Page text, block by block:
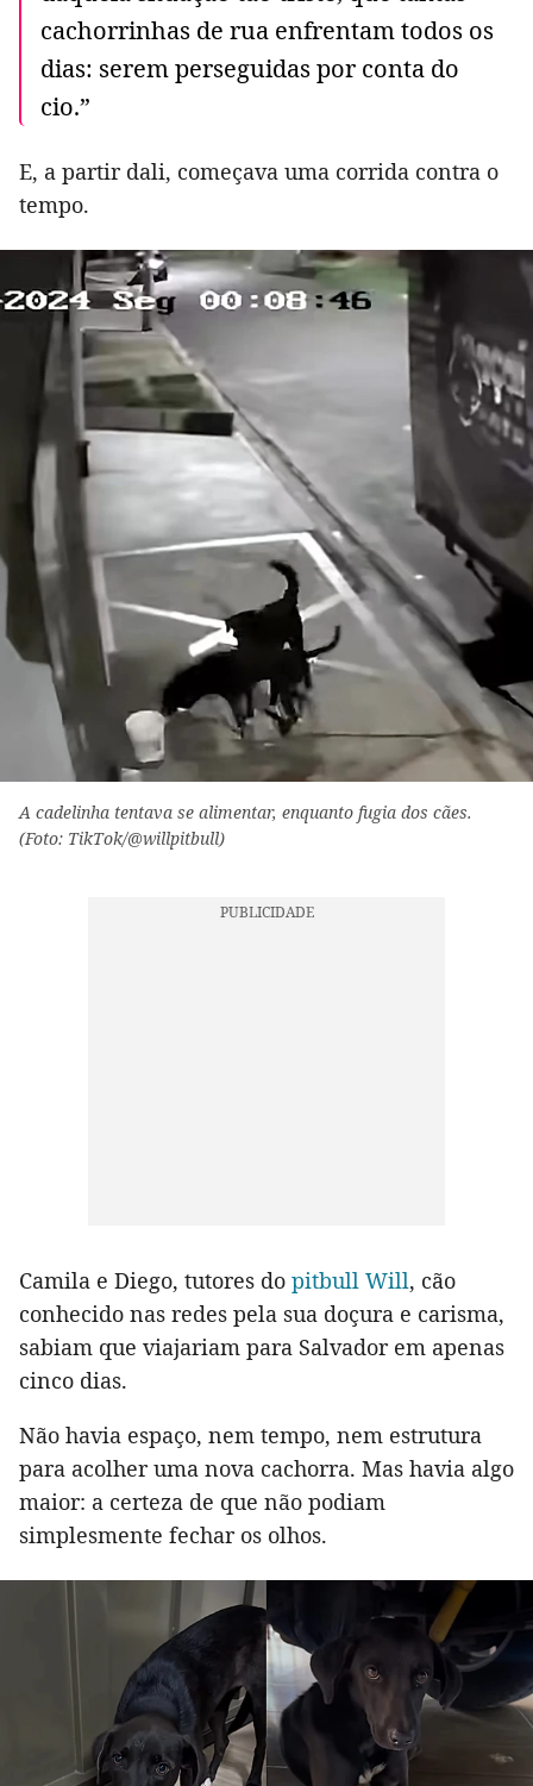
cachorrinhas de rua enfrentam todos os
dias: serem perseguidas por conta do
cio.”
E, a partir dali, começava uma corrida contra o
tempo.
A cadelinha tentava se alimentar, enquanto fugia dos cães.
(Foto: TikTok/@willpitbull)
Camila e Diego, tutores do pitbull Will, cão
conhecido nas redes pela sua doçura e carisma,
sabiam que viajariam para Salvador em apenas
cinco dias.
Não havia espaço, nem tempo, nem estrutura
para acolher uma nova cachorra. Mas havia algo
maior: a certeza de que não podiam
simplesmente fechar os olhos.